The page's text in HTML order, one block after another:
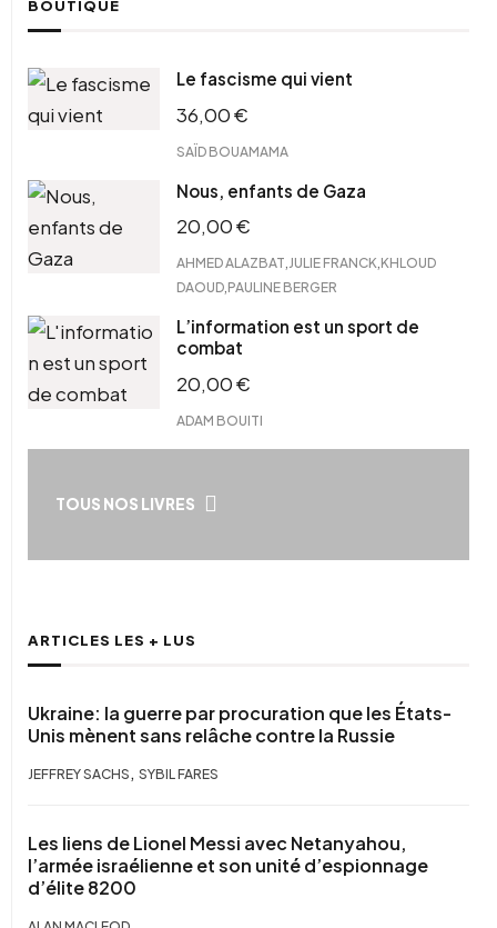
BOUTIQUE
Le fascisme qui vient
36,00€
SAÏD BOUAMAMA
Nous, enfants de Gaza
20,00€
AHMED ALAZBAT JULIE FRANCK KHLOUD
DAOUD PAULINE BERGER
L’information est un sport de
combat
20,00€
ADAM BOUITI
TOUS NOS LIVRES
ARTICLES LES + LUS
Ukraine: la guerre par procuration que les États-
Unis mènent sans relâche contre la Russie
JEFFREY SACHS , SYBIL FARES
Les liens de Lionel Messi avec Netanyahou,
l’armée israélienne et son unité d’espionnage
d’élite 8200